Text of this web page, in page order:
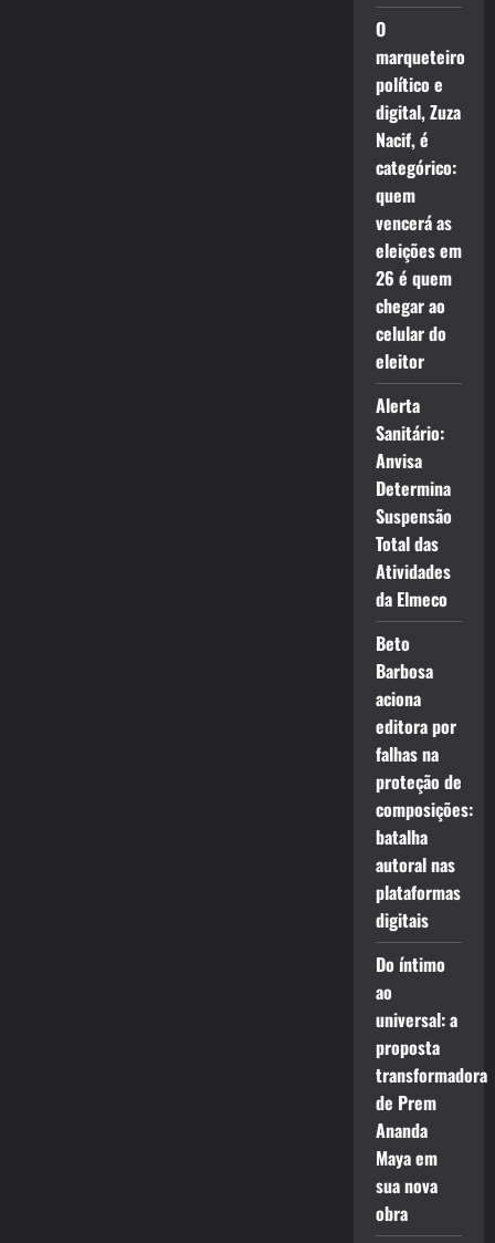
O
marqueteiro
político e
digital, Zuza
Nacif, é
categórico:
quem
vencerá as
eleições em
26 é quem
chegar ao
celular do
eleitor
Alerta
Sanitário:
Anvisa
Determina
Suspensão
Total das
Atividades
da Elmeco
Beto
Barbosa
aciona
editora por
falhas na
proteção de
composições:
batalha
autoral nas
plataformas
digitais
Do íntimo
ao
universal: a
proposta
transformadora
de Prem
Ananda
Maya em
sua nova
obra